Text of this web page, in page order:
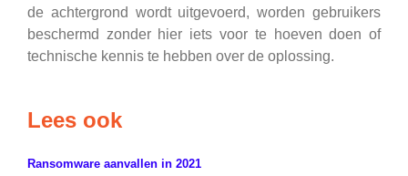
de achtergrond wordt uitgevoerd, worden gebruikers
beschermd zonder hier iets voor te hoeven doen of
technische kennis te hebben over de oplossing.
Lees ook
Ransomware aanvallen in 2021